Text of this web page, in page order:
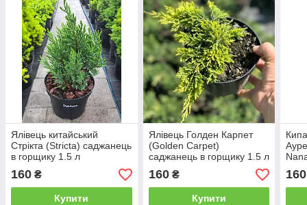
Ялівець китайський
Стрікта (Stricta) саджанець
в горщику 1.5 л
160 ₴
Купити
Ялівець Голден Карпет
(Golden Сarpet)
саджанець в горщику 1.5 л
160₴
Купити
160